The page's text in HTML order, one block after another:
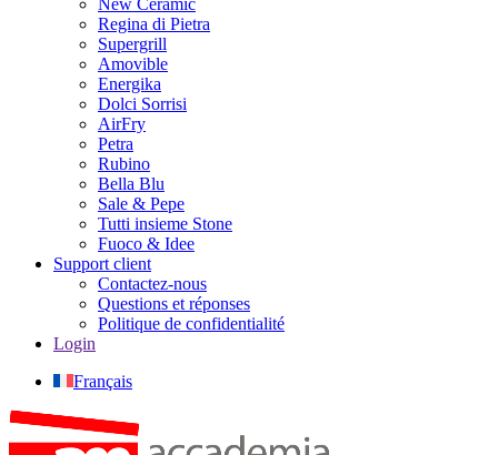
New Ceramic
Regina di Pietra
Supergrill
Amovible
Energika
Dolci Sorrisi
AirFry
Petra
Rubino
Bella Blu
Sale & Pepe
Tutti insieme Stone
Fuoco & Idee
Support client
Contactez-nous
Questions et réponses
Politique de confidentialité
Login
Français